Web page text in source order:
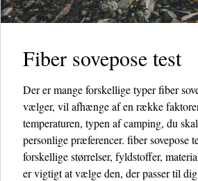
Fiber sovepose test
Der er mange forskellige typer fiber
vælger, vil afhænge af en række
temperaturen, typen af ​​camping, du
personlige præferencer. fiber sovepose
forskellige størrelser, fyldstoffer,
er vigtigt at vælge den, der passer til